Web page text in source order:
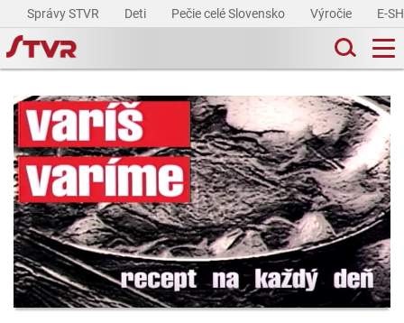
Správy STVR Deti Pečie celé Slovensko Výročie E-